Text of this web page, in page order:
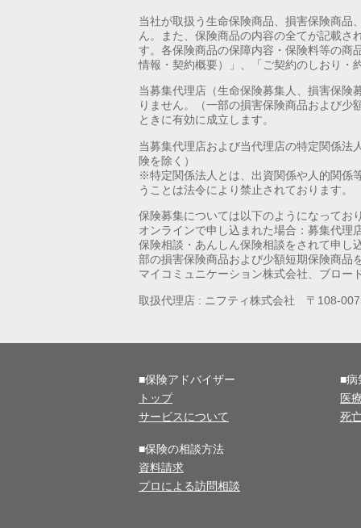
当社が取扱う生命保険商品、損害保険商品
ん。また、保険商品の内容の全てが記載
す。各保険商品の保障内容・保険料等の商
情報・契約概要）」、「ご契約のしおり・
当募集代理店（生命保険募集人、損害保険
りません。（一部の損害保険商品および
ときに有効に成立します。
当募集代理店および当代理店の特定関係
険を除く）
※特定関係法人とは、出資関係や人的関係
うことは法令により禁止されております。
保険募集については以下のようになってお
オンラインで申し込まれた場合：募集代
保険相談・あんしん保険相談をされて申し
部の損害保険商品および少額短期保険商品
マイコミュニケーション株式会社、ブロー
取扱代理店 : ニフティ株式会社 〒108-
■保険アドバイザー
トップ
サービスについて
■保険の相談方法
資料請求
プロによる訪問相談
■病
医
死